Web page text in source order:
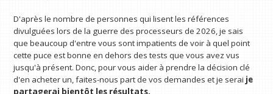
D'après le nombre de personnes qui lisent les références
divulguées lors de la guerre des processeurs de 2026, je sais
que beaucoup d'entre vous sont impatients de voir à quel point
cette puce est bonne en dehors des tests que vous avez vus
jusqu'à présent. Donc, pour vous aider à prendre la décision clé
d'en acheter un, faites-nous part de vos demandes et je serai je
partagerai bientôt les résultats.